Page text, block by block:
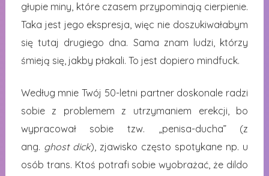
głupie miny, które czasem przypominają cierpienie.
Taka jest jego ekspresja, więc nie doszukiwałabym
się tutaj drugiego dna. Sama znam ludzi, którzy
śmieją się, jakby płakali. To jest dopiero mindfuck.
Według mnie Twój 50-letni partner doskonale radzi
sobie z problemem z utrzymaniem erekcji, bo
wypracował sobie tzw. „penisa-ducha” (z
ang. ghost dick), zjawisko często spotykane np. u
osób trans. Ktoś potrafi sobie wyobrażać, że dildo